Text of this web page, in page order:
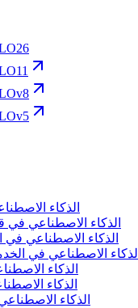
الذكاء
الذكاء الاصطناعي في
الذكاء الاصطناعي في
الذكاء الاصطناعي في
الذكاء
الذكاء
الذكاء